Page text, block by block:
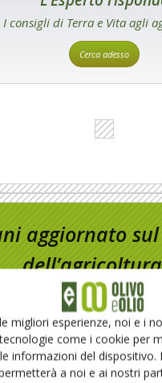
migliori esperienze, noi e i
come i cookie per
informazioni del dispositivo.
a noi e ai nostri
I consigli di Terra e Vita agli
Cerca adesso
aggiornato
dell’agricoltura
Iscriviti alle nostre